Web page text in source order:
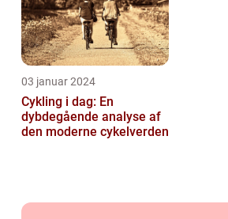
03 januar 2024
Cykling i dag: En
dybdegående analyse af
den moderne cykelverden